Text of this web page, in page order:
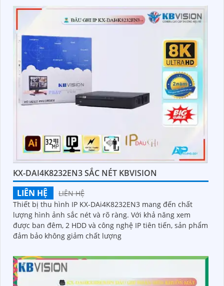
KX-DAI4K8232EN3 SẮC NÉT KBVISION
LIÊN HỆ
LIÊN HỆ
Thiết bị thu hình IP KX-DAi4K8232EN3 mang đến chất
lượng hình ảnh sắc nét và rõ ràng. Với khả năng xem
được ban đêm, 2 HDD và công nghệ IP tiên tiến, sản phẩm
đảm bảo không giảm chất lượng